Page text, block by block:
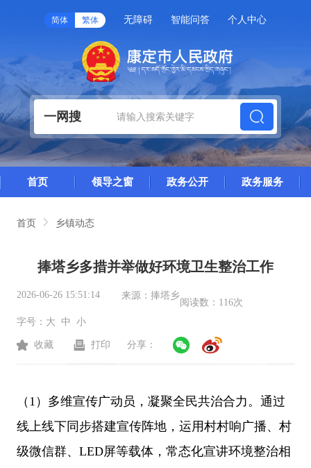
简体 繁体 无障碍 智能问答 个人中心
一网搜
首页 领导之窗 政务公开 政务服务
首页 乡镇动态
捧塔乡多措并举做好环境卫生整治工作
2026-06-26 15:51:14 来源： 捧塔乡
阅读数： 116次
字号： 大 中 小
收藏 打印 分享：
（1）多维宣传广动员，凝聚全民共治合力。通过
线上线下同步搭建宣传阵地，运用村村响广播、村
级微信群、LED屏等载体，常态化宣讲环境整治相